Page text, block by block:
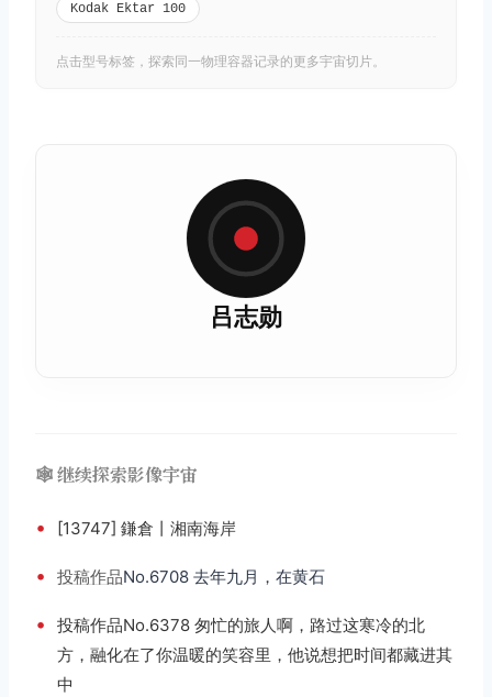
Kodak Ektar 100
点击型号标签，探索同一物理容器记录的更多宇宙切片。
吕志勋
🕸️ 继续探索影像宇宙
• [13747] 鎌倉丨湘南海岸
• 投稿作品No.6708 去年九月，在黄石
•
投稿作品No.6378 匆忙的旅人啊，路过这寒冷的北
方，融化在了你温暖的笑容里，他说想把时间都藏进其
中